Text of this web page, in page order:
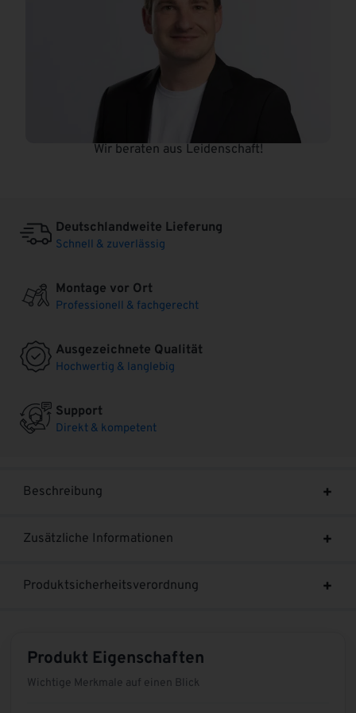
Wir beraten aus Leidenschaft!
Deutschlandweite Lieferung
Schnell & zuverlässig
Montage vor Ort
Professionell & fachgerecht
Ausgezeichnete Qualität
Hochwertig & langlebig
Support
Direkt & kompetent
Beschreibung
Zusätzliche Informationen
Produktsicherheitsverordnung
Produkt Eigenschaften
Wichtige Merkmale auf einen Blick